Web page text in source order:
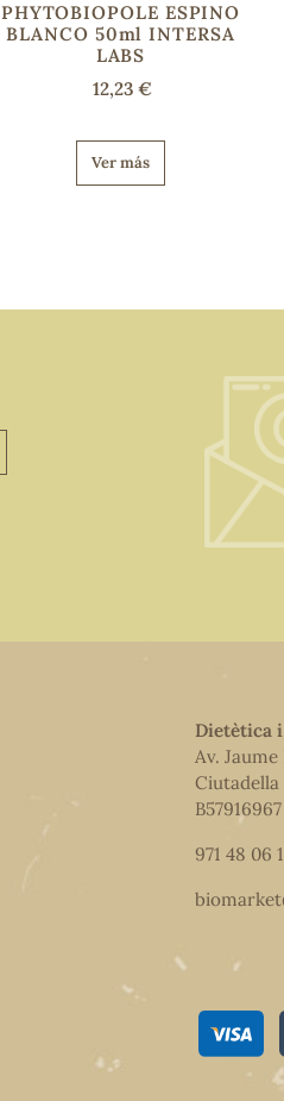
PHYTOBIOPOLE ESPINO
BLANCO 50ml INTERSA
LABS
12,23 €
Ver más
Dietètica
Av.
Ciutadella
B57916967
971 48 06